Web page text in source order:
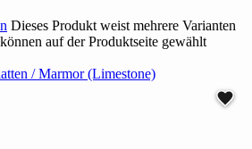
Dieses Produkt weist mehrere Varianten
auf der Produktseite gewählt
/ Marmor (Limestone)